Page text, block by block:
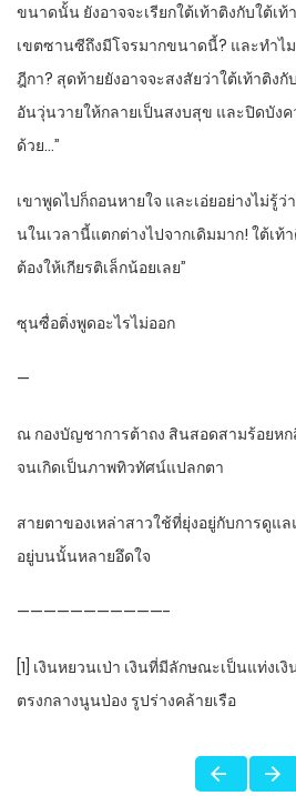
ขนาดนั้น ยังอาจจะเรียกใต้เท้าติงกับใต้เ
เขตซานซีถึงมีโจรมากขนาดนี้? และทำไม
ฎีกา? สุดท้ายยังอาจจะสงสัยว่าใต้เท้าติง
อันวุ่นวายให้กลายเป็นสงบสุข และปิดบัง
ด้วย…”
เขาพูดไปก็ถอนหายใจ และเอ่ยอย่างไม่รู้ว่
นในเวลานี้แตกต่างไปจากเดิมมาก! ใต้เท้า
ต้องให้เกียรติเล็กน้อยเลย”
ซุนซื่อติ่งพูดอะไรไม่ออก
—
ณ กองบัญชาการต้าถง สินสอดสามร้อยหก
จนเกิดเป็นภาพทิวทัศน์แปลกตา
สายตาของเหล่าสาวใช้ที่ยุ่งอยู่กับการดูแ
อยู่บนนั้นหลายอึดใจ
———————————-
[1] เงินหยวนเป่า เงินที่มีลักษณะเป็นแท่งเ
ตรงกลางนูนป่อง รูปร่างคล้ายเรือ